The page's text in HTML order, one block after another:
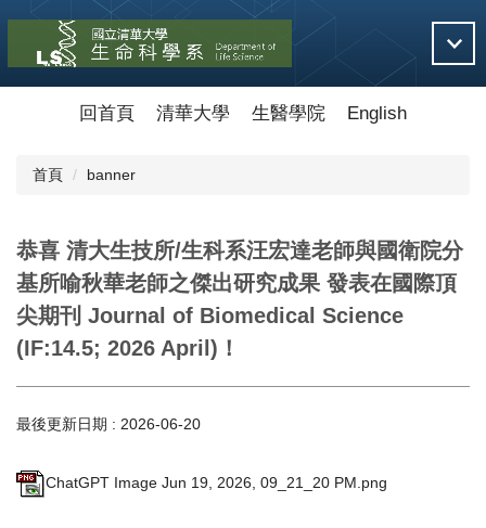
要
回首頁 清華大學 生醫學院 English
首頁 banner
恭喜 清大生技所/生科系汪宏達老師與國衛院分
基所喻秋華老師之傑出研究成果 發表在國際頂
尖期刊 Journal of Biomedical Science
(IF:14.5; 2026 April)！
最後更新日期 : 2026-06-20
ChatGPT Image Jun 19, 2026, 09_21_20 PM.png